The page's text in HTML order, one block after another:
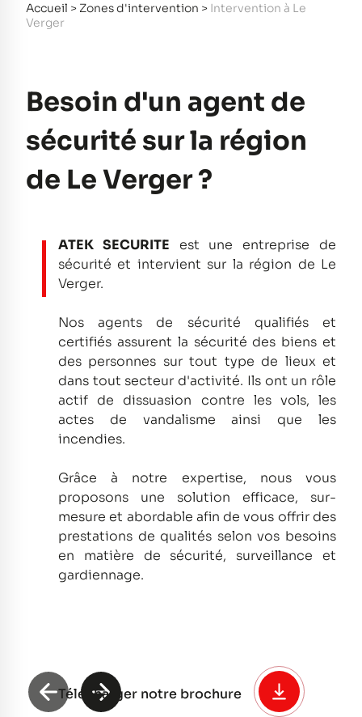
Accueil > Zones d'intervention > Intervention à Le
Verger
Besoin d'un agent de
sécurité sur la région
de Le Verger ?
ATEK SECURITE est une entreprise de
sécurité et intervient sur la région de Le
Verger.
Nos agents de sécurité qualifiés et
certifiés assurent la sécurité des biens et
des personnes sur tout type de lieux et
dans tout secteur d'activité. Ils ont un rôle
actif de dissuasion contre les vols, les
actes de vandalisme ainsi que les
incendies.
Grâce à notre expertise, nous vous
proposons une solution efficace, sur-
mesure et abordable afin de vous offrir des
prestations de qualités selon vos besoins
en matière de sécurité, surveillance et
gardiennage.
Télécharger notre brochure